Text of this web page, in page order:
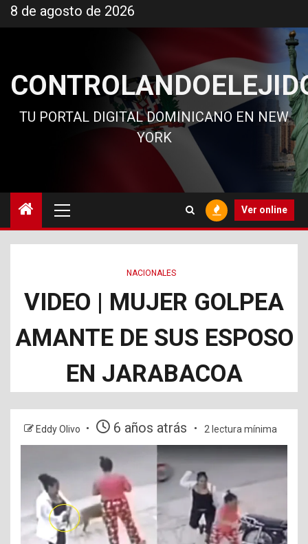
al
8 de agosto de 2026
TU PORTAL DIGITAL DOMINICANO EN NEW
YORK
principal
Ver online
NACIONALES
VIDEO | MUJER GOLPEA
AMANTE DE SUS ESPOSO
EN JARABACOA
Eddy Olivo 6 años atrás 2 lectura mínima